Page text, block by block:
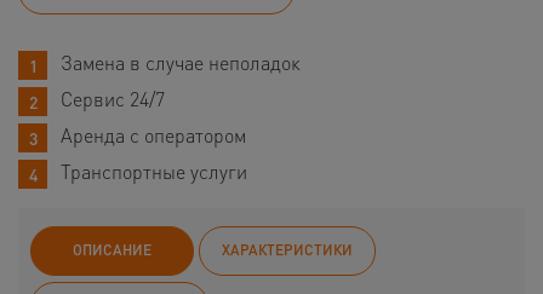
Замена в случае неполадок
Сервис 24/7
Аренда с оператором
Транспортные услуги
ОПИСАНИЕ ХАРАКТЕРИСТИКИ